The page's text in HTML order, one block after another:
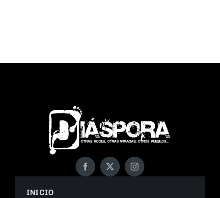
INICIO